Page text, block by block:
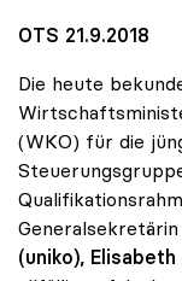
OTS 21.9.2018
Die heute
(WKO) für die
(uniko), Elisabeth